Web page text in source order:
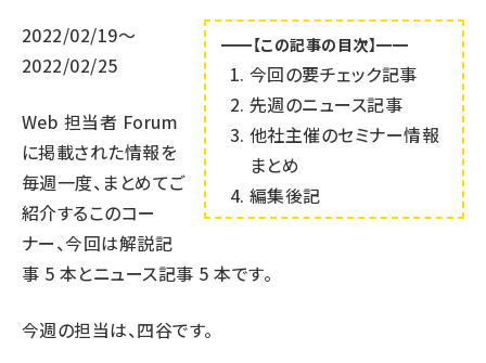
━━【この記事の目次】━━
今回の要チェック記事
先週のニュース記事
他社主催のセミナー情報
まとめ
編集後記
2022/02/19～
2022/02/25
Web 担当者 Forum
に掲載された情報を
毎週一度、まとめてご
紹介するこのコー
ナー、今回は解説記
事 5 本とニュース記事 5 本です。
今週の担当は、四谷です。